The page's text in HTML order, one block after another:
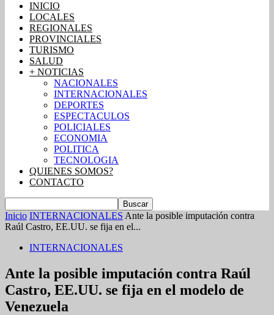
INICIO
LOCALES
REGIONALES
PROVINCIALES
TURISMO
SALUD
+ NOTICIAS
NACIONALES
INTERNACIONALES
DEPORTES
ESPECTACULOS
POLICIALES
ECONOMIA
POLITICA
TECNOLOGIA
QUIENES SOMOS?
CONTACTO
Inicio INTERNACIONALES Ante la posible imputación contra
Raúl Castro, EE.UU. se fija en el...
INTERNACIONALES
Ante la posible imputación contra Raúl
Castro, EE.UU. se fija en el modelo de
Venezuela